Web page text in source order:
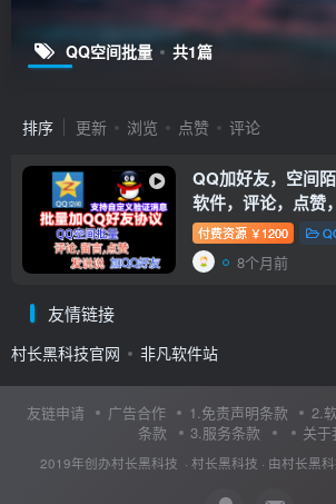
QQ空间批量 共1篇
排序 更新 浏览 点赞 评论
QQ加好友，空间
软件，评论，点赞
陌生人访问留痕软
付费资源 ￥ 1200
8个月前
友情链接
村长黑科技官网 非凡软件站
友链申请 广告合作 1.免责声明条款
2.
条款
3.服务条款 关于
2019年创办村长黑科技 · 村长黑科技 · 由村长黑